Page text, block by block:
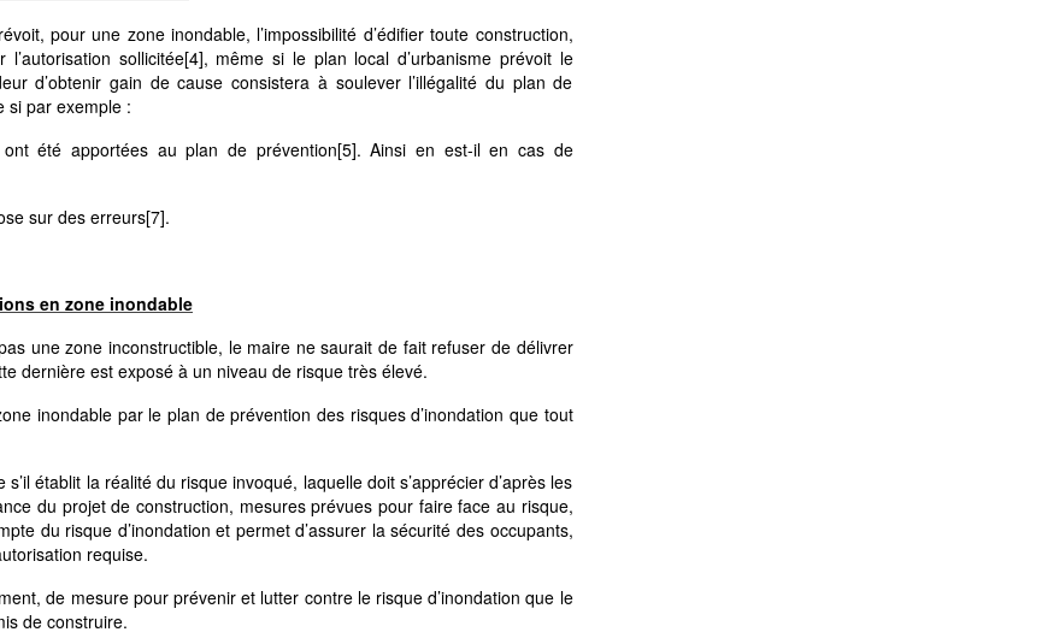
pour une zone inondable, l’impossibilité d’édifier toute construction,
sollicitée[4], même si le plan local d’urbanisme prévoit le
d’obtenir gain de cause consistera à soulever l’illégalité du plan de
si par exemple :
ont été apportées au plan de prévention[5]. Ainsi en est-il en cas de
sur des erreurs[7].
en zone inondable
une zone inconstructible, le maire ne saurait de fait refuser de délivrer
dernière est exposé à un niveau de risque très élevé.
inondable par le plan de prévention des risques d’inondation que tout
établit la réalité du risque invoqué, laquelle doit s’apprécier d’après les
du projet de construction, mesures prévues pour faire face au risque,
du risque d’inondation et permet d’assurer la sécurité des occupants,
requise.
de mesure pour prévenir et lutter contre le risque d’inondation que le
de construire.